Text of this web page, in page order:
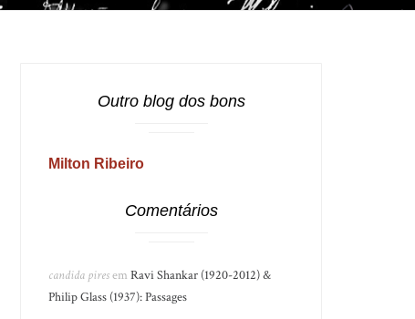
Outro blog dos bons
Milton Ribeiro
Comentários
candida piresemRavi Shankar (1920-2012) &
Philip Glass (1937): Passages